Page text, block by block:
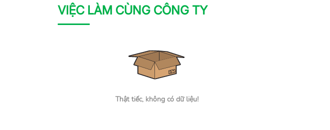
VIỆC LÀM CÙNG CÔNG TY
Thật tiếc, không có dữ liệu!